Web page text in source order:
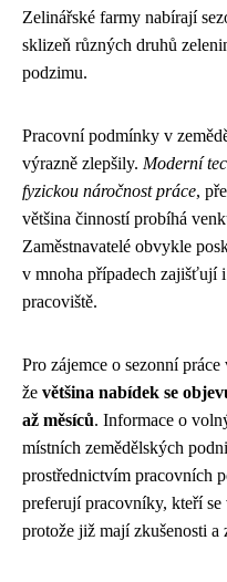
Zelinářské farmy nabírají
sklizeň různých druhů
podzimu.
Pracovní podmínky v
výrazně zlepšily. Moderní
fyzickou náročnost práce,
většina činností probíhá
Zaměstnavatelé obvykle
v mnoha případech zajišťují
pracoviště.
Pro zájemce o sezonní
že většina nabídek se
až měsíců. Informace o
místních zemědělských
prostřednictvím pracovních
preferují pracovníky, kteří se
protože již mají zkušenosti